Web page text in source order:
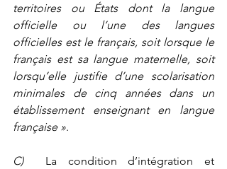
territoires ou États dont la langue
officielle ou l’une des langues
officielles est le français, soit lorsque le
français est sa langue maternelle, soit
lorsqu’elle justifie d’une scolarisation
minimales de cinq années dans un
établissement enseignant en langue
française ».
C) La condition d’intégration et